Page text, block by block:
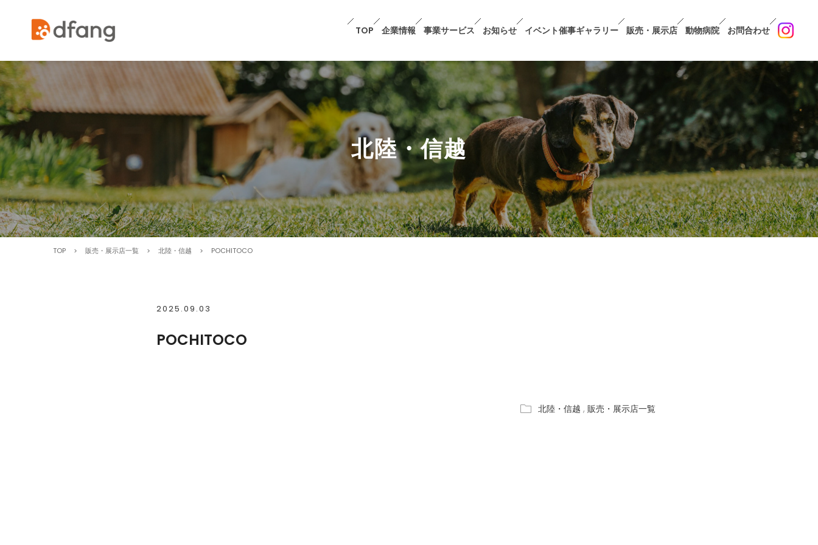
TOP 企業情報 事業サービス お知らせ イベント催事ギャラリー 販売・展示店 動物病院 お問合わせ
北陸・信越
TOP > 販売・展示店一覧 > 北陸・信越 > POCHITOCO
2025.09.03
POCHITOCO
北陸・信越 , 販売・展示店一覧